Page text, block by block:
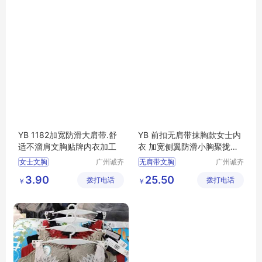
YB 1182加宽防滑大肩带.舒
适不溜肩文胸贴牌内衣加工
女士文胸
广州诚齐
公司
￥ 3.90 拨打电话
YB 前扣无肩带抹胸款女士内
衣 加宽侧翼防滑小胸聚拢女
文胸 DYT1011
无肩带文胸
广州诚齐
公司
￥ 25.50 拨打电话